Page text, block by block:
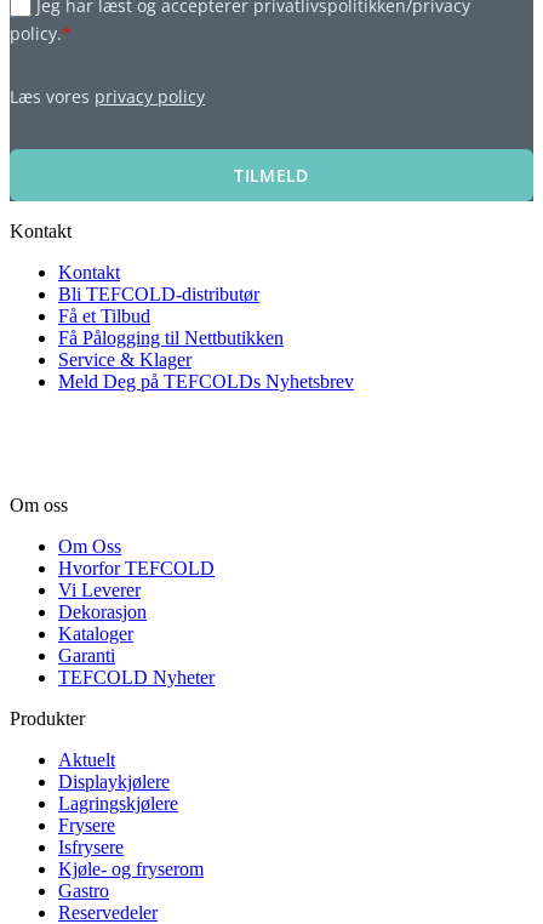
Jeg har læst og accepterer privatlivspolitikken/privacy
policy.*
Læs vores privacy policy
TILMELD
Kontakt
Kontakt
Bli TEFCOLD-distributør
Få et Tilbud
Få Pålogging til Nettbutikken
Service & Klager
Meld Deg på TEFCOLDs Nyhetsbrev
Om oss
Om Oss
Hvorfor TEFCOLD
Vi Leverer
Dekorasjon
Kataloger
Garanti
TEFCOLD Nyheter
Produkter
Aktuelt
Displaykjølere
Lagringskjølere
Frysere
Isfrysere
Kjøle- og fryserom
Gastro
Reservedeler